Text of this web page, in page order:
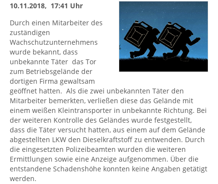
10.11.2018, 17:41 Uhr
Durch einen Mitarbeiter des
zuständigen
Wachschutzunternehmens
wurde bekannt, dass
unbekannte Täter das Tor
zum Betriebsgelände der
dortigen Firma gewaltsam
geöffnet hatten. Als die zwei unbekannten Täter den
Mitarbeiter bemerkten, verließen diese das Gelände mit
einem weißen Kleintransporter in unbekannte Richtung. Bei
der weiteren Kontrolle des Geländes wurde festgestellt,
dass die Täter versucht hatten, aus einem auf dem Gelände
abgestellten LKW den Dieselkraftstoff zu entwenden. Durch
die eingesetzten Polizeibeamten wurden die weiteren
Ermittlungen sowie eine Anzeige aufgenommen. Über die
entstandene Schadenshöhe konnten keine Angaben getätigt
werden.